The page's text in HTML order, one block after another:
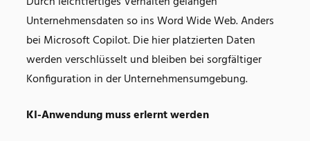
Unternehmensdaten so ins Word Wide Web. Anders
bei Microsoft Copilot. Die hier platzierten Daten
werden verschlüsselt und bleiben bei sorgfältiger
Konfiguration in der Unternehmensumgebung.
KI-Anwendung muss erlernt werden